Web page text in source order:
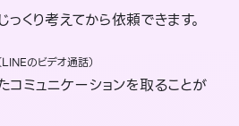
くり考えてから依頼できます。
LINEのビデオ通話）
コミュニケーションを取ることが